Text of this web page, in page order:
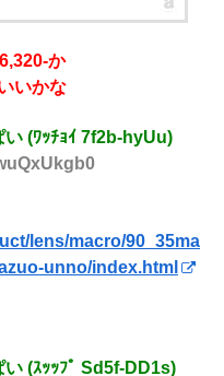
か
いかな
(ﾜｯﾁｮｲ 7f2b-hyUu)
lens/macro/90_35ma
unno/index.html
(ｽｯｯﾌﾟ Sd5f-DD1s)